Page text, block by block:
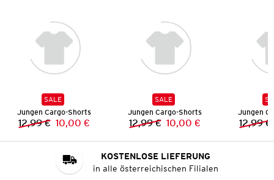
SALE
Jungen Cargo-Shorts
Vorheriger Preis:
12,99 € Neuer Preis:
10,00 €
SALE
Jungen Cargo-Shorts
Vorheriger Preis:
12,99 € Neuer Preis:
10,00 €
Jungen
12,99 €
KOSTENLOSE LIEFERUNG
in alle österreichischen Filialen